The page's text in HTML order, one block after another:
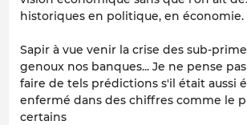
historiques en politique, en économie.
Sapir à vue venir la crise des sub-
genoux nos banques... Je ne pense
faire de tels prédictions s'il était aussi
enfermé dans des chiffres comme le
certains